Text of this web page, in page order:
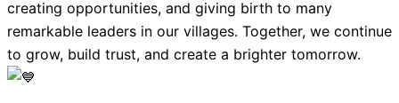
creating opportunities, and giving birth to many
remarkable leaders in our villages. Together, we continue
to grow, build trust, and create a brighter tomorrow.